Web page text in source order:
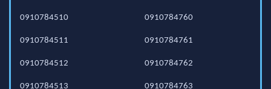
0910784510
0910784511
0910784512
0910784513
0910784760
0910784761
0910784762
0910784763